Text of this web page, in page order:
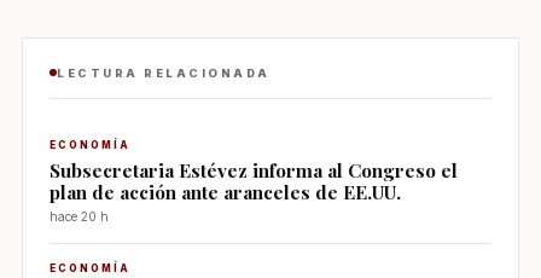
LECTURA RELACIONADA
ECONOMÍA
Subsecretaria Estévez informa al Congreso el
plan de acción ante aranceles de EE.UU.
hace 20 h
ECONOMÍA